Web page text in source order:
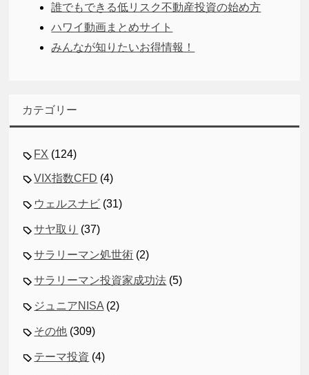
誰でもできる低リスク不動産投資の始め方
ハワイ動画まとめサイト
みんなが知りたいお得情報！
カテゴリー
FX (124)
VIX指数CFD (4)
ウェルスナビ (31)
サヤ取り (37)
サラリーマン処世術 (2)
サラリーマン投資家成功法 (5)
ジュニアNISA (2)
その他 (309)
テーマ投資 (4)